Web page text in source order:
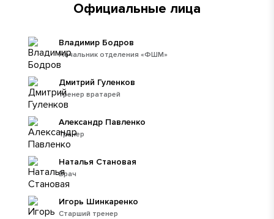
Официальные лица
Начальник отделения «ФШМ»
Владимир Бодров
тренер вратарей
Дмитрий Гуленков
Тренер
Александр Павленко
Врач
Наталья Становая
Старший тренер
Игорь Шинкаренко